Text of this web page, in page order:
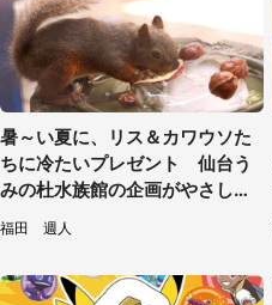
暑～い夏に、リス＆カワウソた
ちに冷たいプレゼント 仙台う
みの杜水族館の企画がやさしい
【7／31～8／23】
福田 週人